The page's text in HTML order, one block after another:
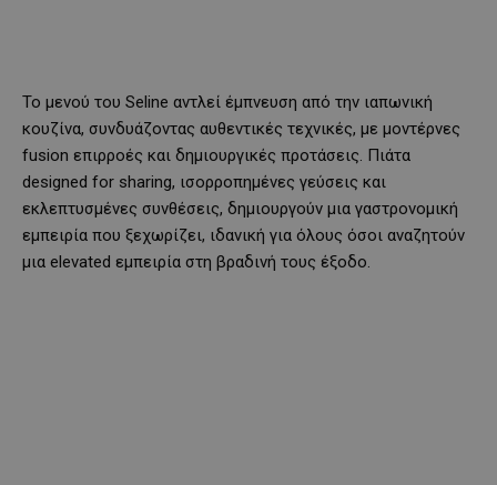
Το μενού του Seline αντλεί έμπνευση από την ιαπωνική
κουζίνα, συνδυάζοντας αυθεντικές τεχνικές, με μοντέρνες
fusion επιρροές και δημιουργικές προτάσεις. Πιάτα
designed for sharing, ισορροπημένες γεύσεις και
εκλεπτυσμένες συνθέσεις, δημιουργούν μια γαστρονομική
εμπειρία που ξεχωρίζει, ιδανική για όλους όσοι αναζητούν
μια elevated εμπειρία στη βραδινή τους έξοδο.